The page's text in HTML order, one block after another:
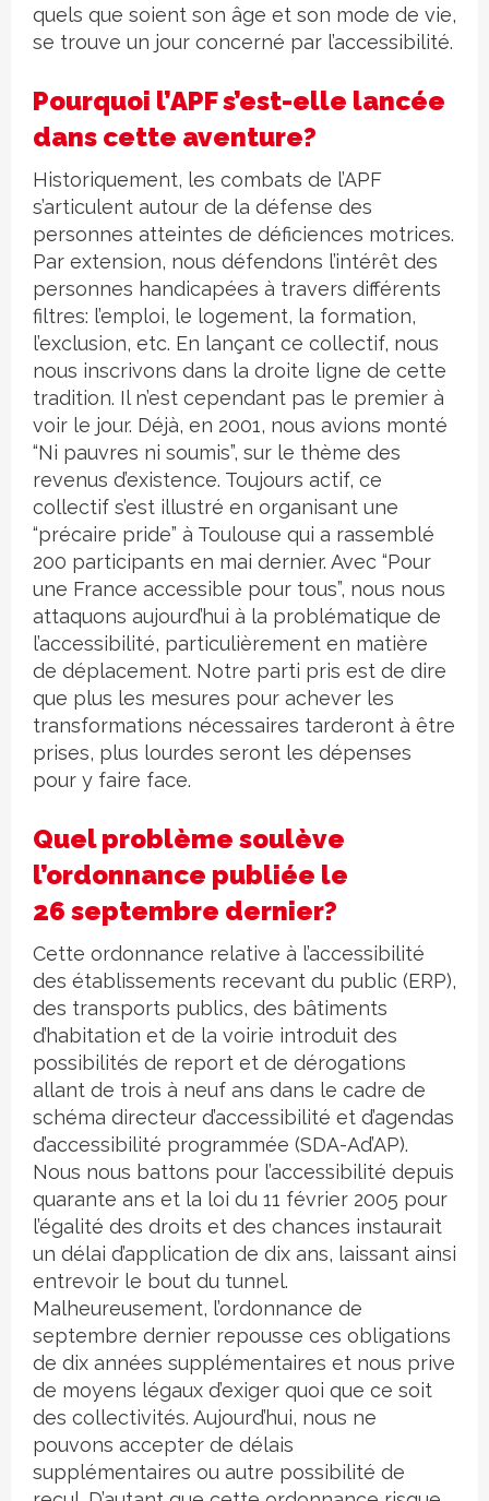
quels que soient son âge et son mode de vie,
se trouve un jour concerné par l’accessibilité.
Pourquoi l’APF s’est-elle lancée
dans cette aventure?
Historiquement, les combats de l’APF
s’articulent autour de la défense des
personnes atteintes de déficiences motrices.
Par extension, nous défendons l’intérêt des
personnes handicapées à travers différents
filtres: l’emploi, le logement, la formation,
l’exclusion, etc. En lançant ce collectif, nous
nous inscrivons dans la droite ligne de cette
tradition. Il n’est cependant pas le premier à
voir le jour. Déjà, en 2001, nous avions monté
“Ni pauvres ni soumis”, sur le thème des
revenus d’existence. Toujours actif, ce
collectif s’est illustré en organisant une
“précaire pride” à Toulouse qui a rassemblé
200 participants en mai dernier. Avec “Pour
une France accessible pour tous”, nous nous
attaquons aujourd’hui à la problématique de
l’accessibilité, particulièrement en matière
de déplacement. Notre parti pris est de dire
que plus les mesures pour achever les
transformations nécessaires tarderont à être
prises, plus lourdes seront les dépenses
pour y faire face.
Quel problème soulève
l’ordonnance publiée le
26 septembre dernier?
Cette ordonnance relative à l’accessibilité
des établissements recevant du public (ERP),
des transports publics, des bâtiments
d’habitation et de la voirie introduit des
possibilités de report et de dérogations
allant de trois à neuf ans dans le cadre de
schéma directeur d’accessibilité et d’agendas
d’accessibilité programmée (SDA-Ad’AP).
Nous nous battons pour l’accessibilité depuis
quarante ans et la loi du 11 février 2005 pour
l’égalité des droits et des chances instaurait
un délai d’application de dix ans, laissant ainsi
entrevoir le bout du tunnel.
Malheureusement, l’ordonnance de
septembre dernier repousse ces obligations
de dix années supplémentaires et nous prive
de moyens légaux d’exiger quoi que ce soit
des collectivités. Aujourd’hui, nous ne
pouvons accepter de délais
supplémentaires ou autre possibilité de